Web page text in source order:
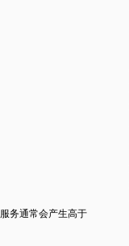
务通常会产生高于